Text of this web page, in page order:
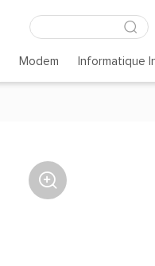
Modem Informatique
